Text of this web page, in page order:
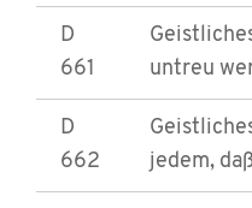
D
661
untreu
D
662
jedem,